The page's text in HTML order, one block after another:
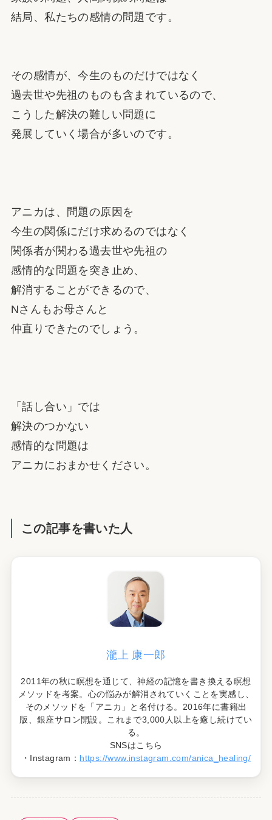
結局、私たちの感情の問題です。
その感情が、今生のものだけではなく
過去世や先祖のものも含まれているので、
こうした解決の難しい問題に
発展していく場合が多いのです。
アニカは、問題の原因を
今生の関係にだけ求めるのではなく
関係者が関わる過去世や先祖の
感情的な問題を突き止め、
解消することができるので、
Nさんもお母さんと
仲直りできたのでしょう。
「話し合い」では
解決のつかない
感情的な問題は
アニカにおまかせください。
この記事を書いた人
瀧上 康一郎
2011年の秋に瞑想を通じて、神経の記憶を書き換える瞑想
メソッドを考案。心の悩みが解消されていくことを実感し、
そのメソッドを「アニカ」と名付ける。2016年に書籍出
版、銀座サロン開設。これまで3,000人以上を癒し続けてい
る。
SNSはこちら
・Instagram： https://www.instagram.com/anica_healing/